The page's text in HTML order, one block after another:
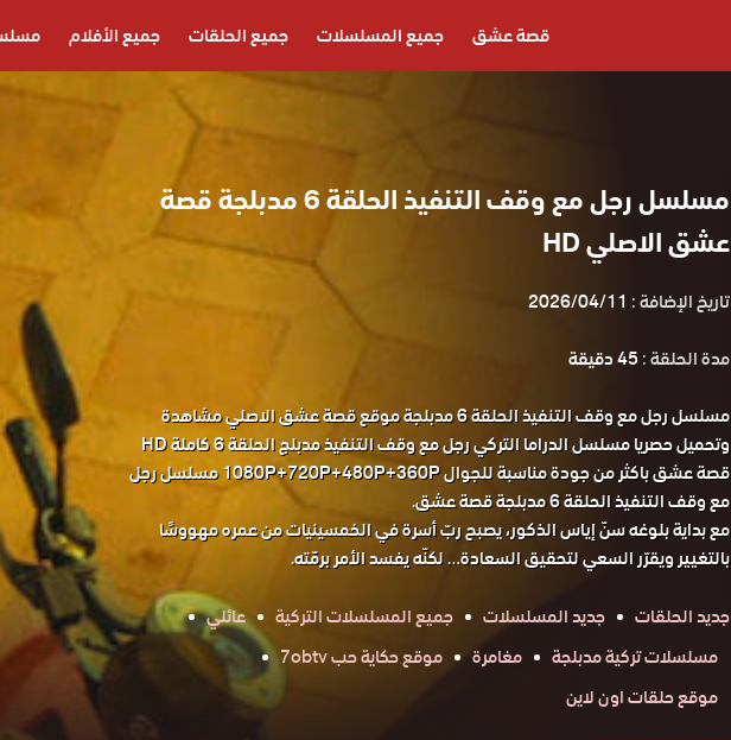
قصة عشق جميع المسلسلات جميع الحلقات جميع الأفلام
مسلسل رجل مع وقف التنفيذ الحلقة 6 مدبلجة قصة
عشق الاصلي HD
تاريخ الإضافة : 2026/04/11
مدة الحلقة :45 دقيقة
مسلسل رجل مع وقف التنفيذ الحلقة 6 مدبلجة موقع قصة عشق الاصلي مشاهدة
وتحميل حصريا مسلسل الدراما التركي رجل مع وقف التنفيذ مدبلج الحلقة 6 كاملة HD
قصة عشق باكثر من جودة مناسبة للجوال 1080P+720P+480P+360P مسلسل رجل
مع وقف التنفيذ الحلقة 6 مدبلجة قصة عشق.
مع بداية بلوغه سنّ إياس الذكور، يصبح ربّ أسرة في الخمسينيات من عمره مهووسًا
بالتغيير ويقرّر السعي لتحقيق السعادة… لكنّه يفسد الأمر برمّته.
جديد الحلقات
جديد المسلسلات جميع المسلسلات التركية
عائلي
مسلسلات تركية مدبلجة
مغامرة
موقع حكاية حب 7obtv
موقع حلقات اون لاين